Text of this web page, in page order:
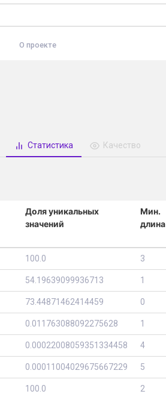
О проекте
Статистика Качество
Доля уникальных
значений
Мин.
длина
100.0 3
54.19639099936713 1
73.44871462414459 0
0.011763088092275628 1
0.00022008059351334458 4
0.00011004029675667229 5
100.0 2